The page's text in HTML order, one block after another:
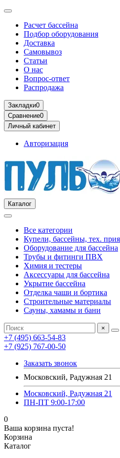
Расчет бассейна
Подбор оборудования
Доставка
Самовывоз
Статьи
О нас
Вопрос-ответ
Распродажа
Закладки0
Сравнение0
Личный кабинет
Авторизация
Каталог
Все категории
Купели, бассейны, тех.
Оборудование для бассейна
Трубы и фитинги ПВХ
Химия и тестеры
Аксессуары для бассейна
Укрытие бассейна
Отделка чаши и бортика
Строительные материалы
Сауны, хамамы и бани
×
+7 (495) 663-54-83
+7 (925) 767-00-50
Заказать звонок
Московский, Радужная 21
Московский, Радужная 21
ПН-ПТ 9:00-17:00
0
Ваша корзина пуста!
Корзина
Каталог